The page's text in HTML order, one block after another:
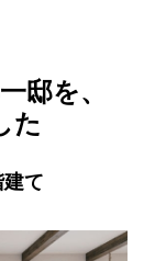
邸を、
た
て